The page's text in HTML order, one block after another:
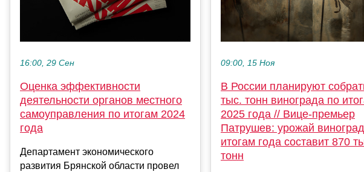
16:00, 29 Сен
Оценка эффективности
деятельности органов местного
самоуправления по итогам 2024
года
Департамент экономического
развития Брянской области провел
09:00, 15 Ноя
В России планируют
тыс. тонн винограда по
2025 года // Вице-премьер
Патрушев: урожай
итогам года составит 870
тонн